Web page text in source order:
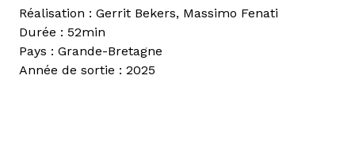
Réalisation : Gerrit Bekers, Massimo Fenati
Durée : 52min
Pays : Grande-Bretagne
Année de sortie : 2025